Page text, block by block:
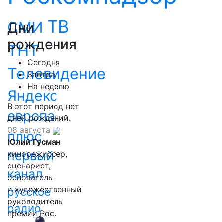
СМИ ТВ
ТНТ
Телевидение
Яндекс
европа
плюс
первый
канал
русское
радио
Дни
рождения
Сегодня
Завтра
На неделю
В этот период нет
дней рождений.
08 августа
Юлий Гусман
кинорежиссер,
сценарист,
основатель
и художественный
руководитель
премии Рос.